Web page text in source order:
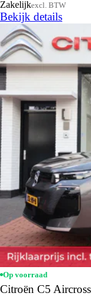
Zakelijkexcl. BTW
Bekijk details
Op voorraad
Citroën C5 Aircross